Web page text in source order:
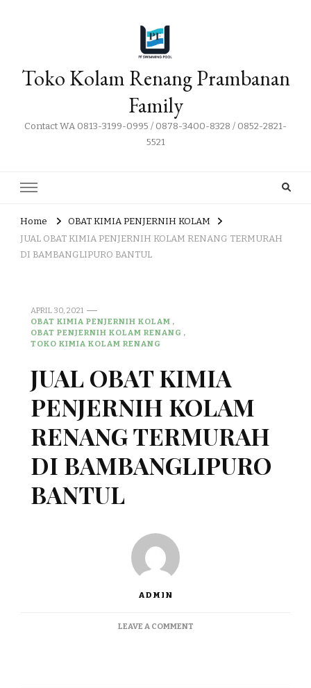
Toko Kolam Renang Prambanan
Family
Contact WA 0813-3199-0995 / 0878-3400-8328 / 0852-2821-
5521
Home
OBAT KIMIA PENJERNIH KOLAM
JUAL OBAT KIMIA PENJERNIH KOLAM RENANG TERMURAH
DI BAMBANGLIPURO BANTUL
APRIL 30, 2021
OBAT KIMIA PENJERNIH KOLAM
OBAT PENJERNIH KOLAM RENANG
TOKO KIMIA KOLAM RENANG
JUAL OBAT KIMIA
PENJERNIH KOLAM
RENANG TERMURAH
DI BAMBANGLIPURO
BANTUL
ADMIN
LEAVE A COMMENTON